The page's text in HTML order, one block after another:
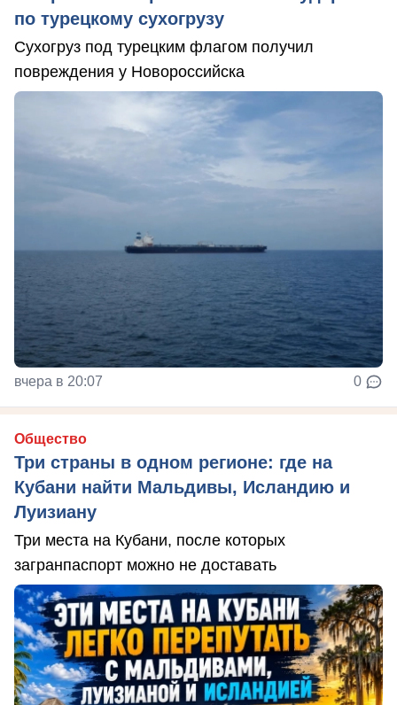
по турецкому сухогрузу
Сухогруз под турецким флагом получил
повреждения у Новороссийска
вчера в 20:07 0
Общество
Три страны в одном регионе: где на
Кубани найти Мальдивы, Исландию и
Луизиану
Три места на Кубани, после которых
загранпаспорт можно не доставать